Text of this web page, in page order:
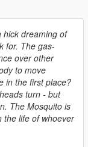
hick dreaming of
for. The gas-
over other
to move
in the first place?
turn - but
The Mosquito is
the life of whoever